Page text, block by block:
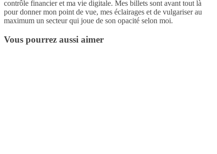
contrôle financier et ma vie digitale. Mes billets sont avant tout là
pour donner mon point de vue, mes éclairages et de vulgariser au
maximum un secteur qui joue de son opacité selon moi.
Vous pourrez aussi aimer